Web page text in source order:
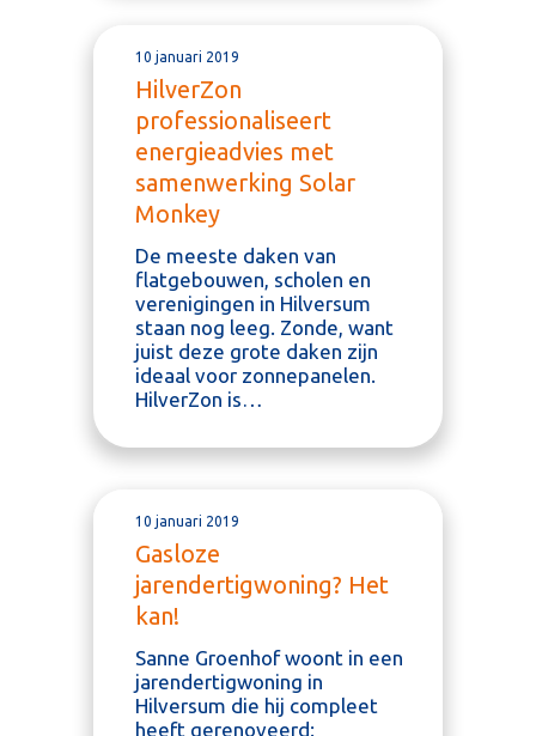
Klik op enter om te zoeken of op
kruisje om te sluiten
10 januari 2019
HilverZon
professionaliseert
energieadvies met
samenwerking Solar
Monkey
De meeste daken van
flatgebouwen, scholen en
verenigingen in Hilversum
staan nog leeg. Zonde, want
juist deze grote daken zijn
ideaal voor zonnepanelen.
HilverZon is…
10 januari 2019
Gasloze
jarendertigwoning? Het
kan!
Sanne Groenhof woont in een
jarendertigwoning in
Hilversum die hij compleet
heeft gerenoveerd: